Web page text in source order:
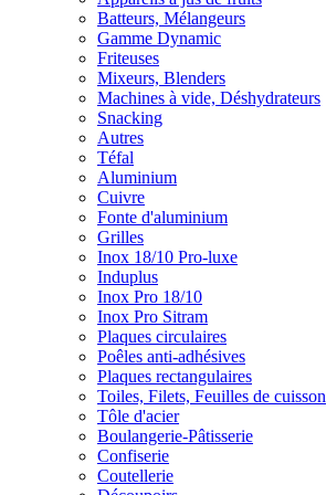
Batteurs, Mélangeurs
Gamme Dynamic
Friteuses
Mixeurs, Blenders
Machines à vide, Déshydrateurs
Snacking
Autres
Téfal
Aluminium
Cuivre
Fonte d'aluminium
Grilles
Inox 18/10 Pro-luxe
Induplus
Inox Pro 18/10
Inox Pro Sitram
Plaques circulaires
Poêles anti-adhésives
Plaques rectangulaires
Toiles, Filets, Feuilles de cuisson
Tôle d'acier
Boulangerie-Pâtisserie
Confiserie
Coutellerie